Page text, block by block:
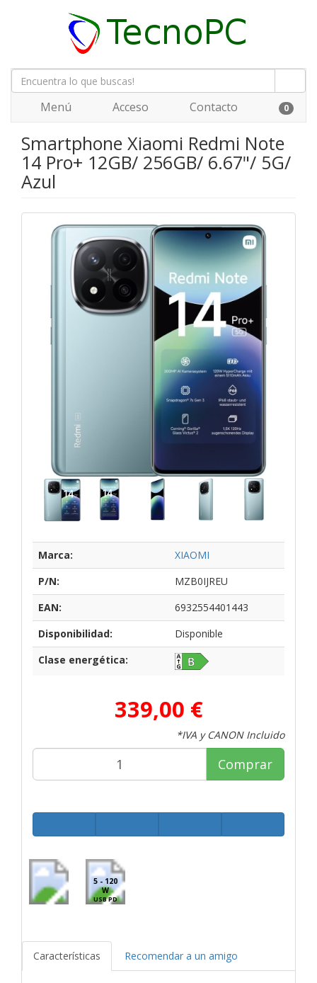
Menú Acceso Contacto 0
Smartphone Xiaomi Redmi Note
14 Pro+ 12GB/ 256GB/ 6.67"/ 5G/
Azul
Marca:
XIAOMI
P/N:
MZB0IJREU
EAN:
6932554401443
Disponibilidad:
Disponible
Clase energética:
339,00 €
*IVA y CANON Incluido
Comprar
5 - 120
W
USB PD
Características Recomendar a un amigo